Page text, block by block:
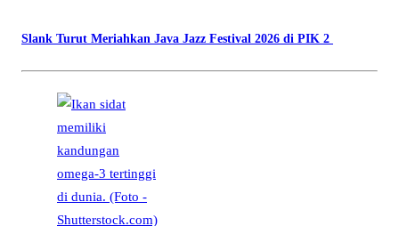
Slank Turut Meriahkan Java Jazz Festival 2026 di PIK 2